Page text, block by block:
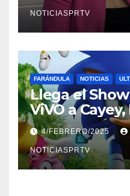
NOTICIASPRTV
FARÁNDULA NOTICIAS
Llega el
ViVO a
Barceloneta
Relojes gratis
compre
4/FEBRERO/2025
NOTICIASPRTV